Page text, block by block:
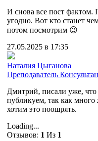
И снова все пост фактом.
угодно. Вот кто станет
потом посмотрим 😉
27.05.2025 в 17:35
Наталия Цыганова
Преподаватель
Дмитрий, писали уже, что
публикуем, так как
хотим это поощрять.
Loading...
Отзывов: 1 Из 1